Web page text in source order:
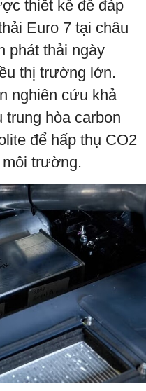
thiết kế để đáp
Euro 7 tại châu
phát thải ngày
thị trường lớn.
nghiên cứu khả
trung hòa carbon
để hấp thụ CO2
trường.